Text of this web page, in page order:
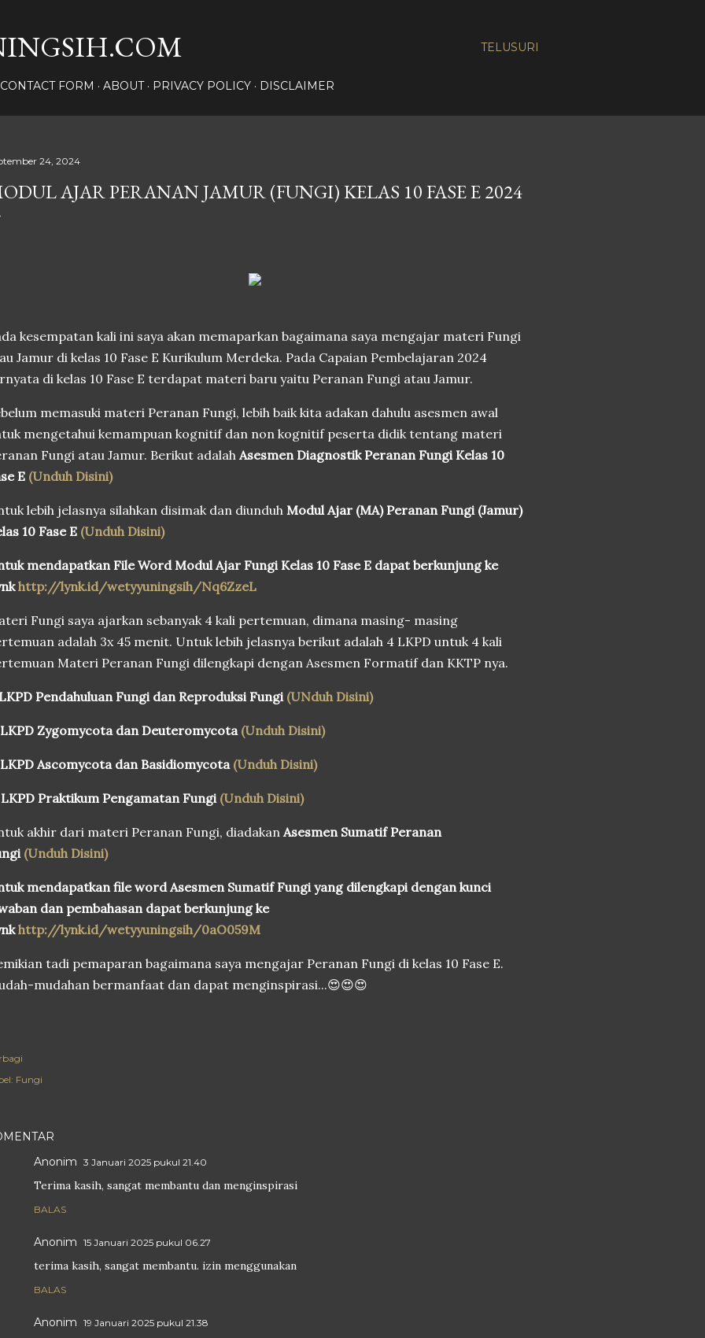
TELUSURI
CONTACT FORM ABOUT PRIVACY POLICY DISCLAIMER
24, 2024
AJAR PERANAN JAMUR (FUNGI) KELAS 10 FASE E 2024
kesempatan kali ini saya akan memaparkan bagaimana saya mengajar materi Fungi
Jamur di kelas 10 Fase E Kurikulum Merdeka. Pada Capaian Pembelajaran 2024
di kelas 10 Fase E terdapat materi baru yaitu Peranan Fungi atau Jamur.
memasuki materi Peranan Fungi, lebih baik kita adakan dahulu asesmen awal
mengetahui kemampuan kognitif dan non kognitif peserta didik tentang materi
Fungi atau Jamur. Berikut adalah Asesmen Diagnostik Peranan Fungi Kelas 10
E (Unduh Disini)
lebih jelasnya silahkan disimak dan diunduh Modul Ajar (MA) Peranan Fungi (Jamur)
10 Fase E (Unduh Disini)
mendapatkan File Word Modul Ajar Fungi Kelas 10 Fase E dapat berkunjung ke
http://lynk.id/wetyyuningsih/Nq6ZzeL
Fungi saya ajarkan sebanyak 4 kali pertemuan, dimana masing- masing
adalah 3x 45 menit. Untuk lebih jelasnya berikut adalah 4 LKPD untuk 4 kali
Materi Peranan Fungi dilengkapi dengan Asesmen Formatif dan KKTP nya.
Pendahuluan Fungi dan Reproduksi Fungi (UNduh Disini)
Zygomycota dan Deuteromycota (Unduh Disini)
Ascomycota dan Basidiomycota (Unduh Disini)
Praktikum Pengamatan Fungi (Unduh Disini)
akhir dari materi Peranan Fungi, diadakan Asesmen Sumatif Peranan
(Unduh Disini)
mendapatkan file word Asesmen Sumatif Fungi yang dilengkapi dengan kunci
dan pembahasan dapat berkunjung ke
http://lynk.id/wetyyuningsih/0aO059M
tadi pemaparan bagaimana saya mengajar Peranan Fungi di kelas 10 Fase E.
mudahan bermanfaat dan dapat menginspirasi...😍😍😍
Fungi
Anonim 3 Januari 2025 pukul 21.40
Terima kasih, sangat membantu dan menginspirasi
BALAS
Anonim 15 Januari 2025 pukul 06.27
terima kasih, sangat membantu. izin menggunakan
BALAS
Anonim 19 Januari 2025 pukul 21.38